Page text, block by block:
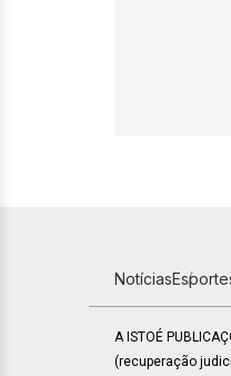
Notícias
A ISTOÉ
(recuperação